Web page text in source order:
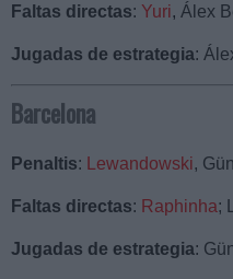
Faltas directas: Yuri, Álex
Jugadas de estrategia:
Barcelona
Penaltis: Lewandowski,
Faltas directas: Raphinha;
Jugadas de estrategia: